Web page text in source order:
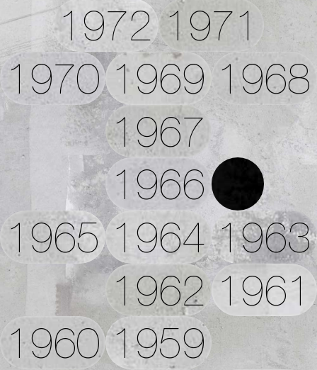
1972 1971
1970 1969 1968
1967
1966
1965 1964 1963
1962 1961
1960 1959